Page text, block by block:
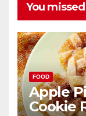
You missed
FOOD
Apple
Cookie